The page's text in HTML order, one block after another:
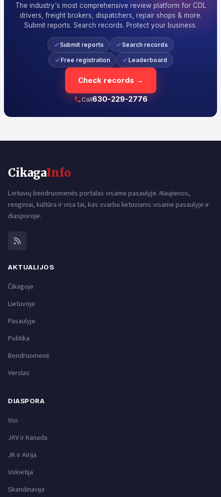
The industry's most comprehensive review platform for CDL
drivers, freight brokers, dispatchers, repair shops & more.
Submit reports. Search records. Protect your business.
Submit reports Search records
Free registration Leaderboard
Check records →
Call630-229-2776
CikagaInfo
Lietuvių bendruomenės portalas visame pasaulyje. Naujienos,
renginiai, kultūra ir visa tai, kas svarbu lietuviams visame pasaulyje ir
diasporoje.
AKTUALIJOS
Čikagoje
Lietuvoje
Pasaulyje
Politika
Bendruomenė
Verslas
DIASPORA
Visi
JAV ir Kanada
JK ir Airija
Vokietija
Skandinavija